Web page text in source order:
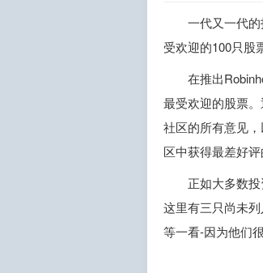
一代又一代
受欢迎的100只股
在推出
最受欢迎的股票
社区的所有意见
区中获得最差好评
正如大多数
这里有三只尚未
等一看-因为他们